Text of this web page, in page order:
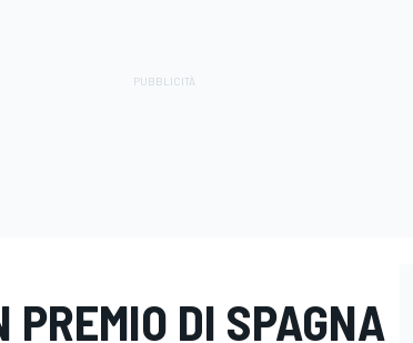
DI SPAGNA